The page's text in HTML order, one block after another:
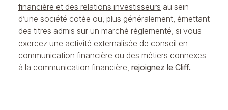
financière et des relations investisseurs au sein
d’une société cotée ou, plus généralement, émettant
des titres admis sur un marché réglementé, si vous
exercez une activité externalisée de conseil en
communication financière ou des métiers connexes
à la communication financière, rejoignez le Cliff.